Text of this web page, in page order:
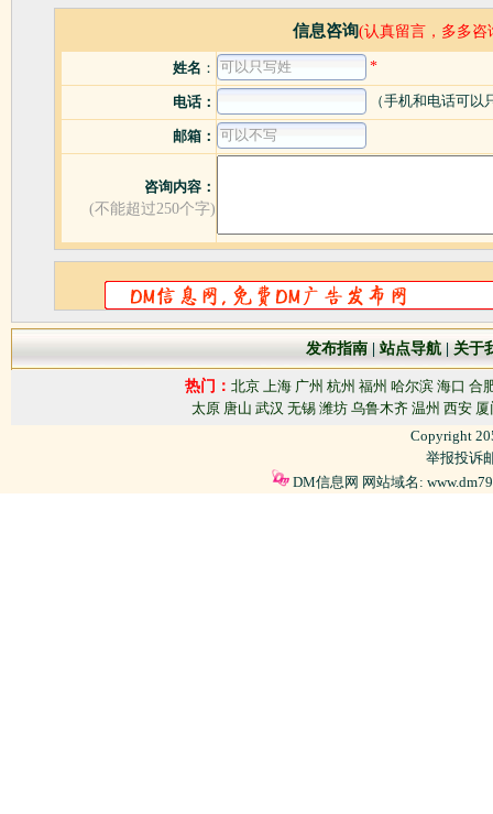
信息咨询(认真留言，多多咨
姓名 ： *
电话： （手机和电话可以
邮箱：
咨询内容：
(不能超过250个字)
发布指南 |站点导航| 关于
热门： 北京 上海 广州 杭州 福州 哈尔滨 海口 合
太原 唐山 武汉 无锡 潍坊 乌鲁木齐 温州 西安 厦
Copyright
举报投诉
DM信息网 网站域名: